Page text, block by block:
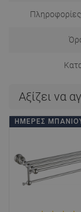
Αξίζει να
ΗΜΈΡΕΣ